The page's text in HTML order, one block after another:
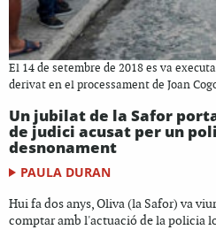
El 14 de setembre de 2018 es va
derivat en el processament de Joan
Un jubilat de la Safor
de judici acusat per un
desnonament
PAULA DURAN
Hui fa dos anys, Oliva (la Safor) va
comptar amb l'actuació de la policia